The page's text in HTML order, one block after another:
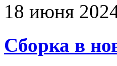
18 июня
Сборка в